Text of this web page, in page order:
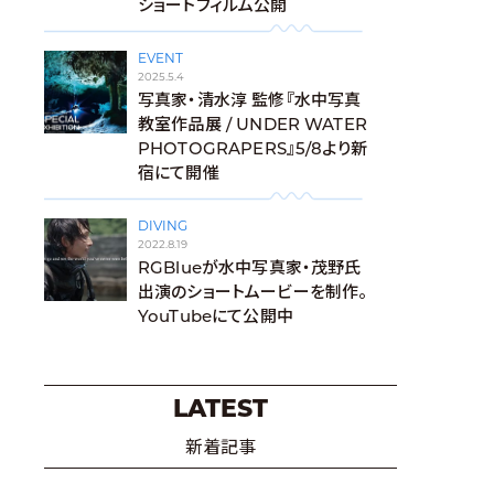
ショートフィルム公開
EVENT
2025.5.4
写真家・清水淳 監修『水中写真
教室作品展 / UNDER WATER
PHOTOGRAPERS』5/8より新
宿にて開催
DIVING
2022.8.19
RGBlueが水中写真家・茂野氏
出演のショートムービーを制作。
YouTubeにて公開中
LATEST
新着記事